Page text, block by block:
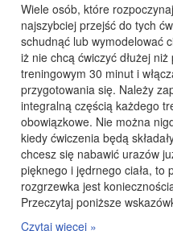
Wiele osób, które
najszybciej przejść do tych
schudnąć lub wymodelować
iż nie chcą ćwiczyć dłużej
treningowym 30 minut i
przygotowania się. Należy
integralną częścią każdego
obowiązkowe. Nie można
kiedy ćwiczenia będą
chcesz się nabawić urazów
pięknego i jędrnego ciała, to
rozgrzewka jest
Przeczytaj poniższe
Czytaj więcej »